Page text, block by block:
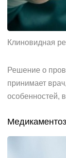
Клиновидная
Решение о
принимает
особенностей,